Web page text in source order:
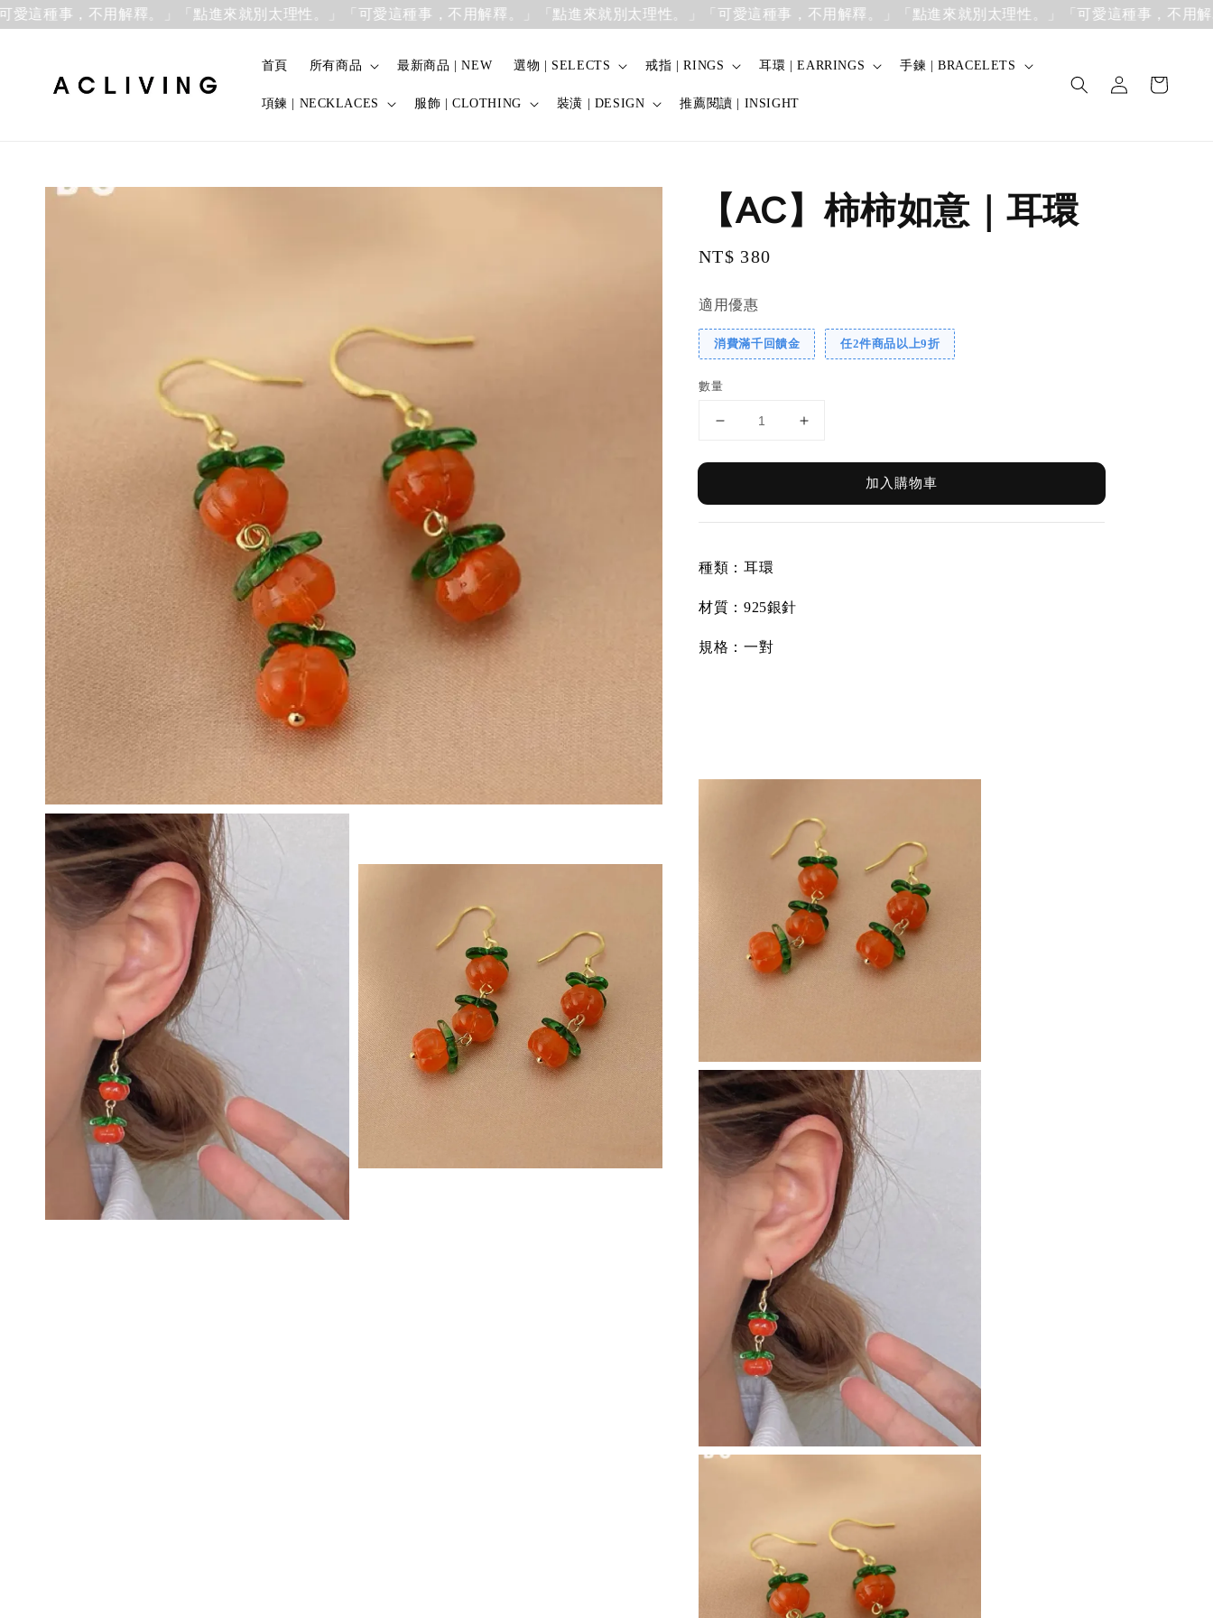
種事，不用解釋。」「點進來就別太理性。」「可愛這種事，不用解釋。」「點進來就別太理性。」「可愛這種事，不用解釋。」「點進來就別太理性。」「可愛這種事，不用解釋。
首頁 所有商品 最新商品 | NEW 選物 | SELECTS 戒指 | RINGS 耳環 | EARRINGS 手鍊 | BRACELETS
項鍊 | NECKLACES 服飾 | CLOTHING 裝潢 | DESIGN 推薦閱讀 | INSIGHT
【AC】柿柿如意｜耳環
Regular
NT$ 380
適用優惠
消費滿千回饋金 任2件商品以上9折
數量
加入購物車
種類：耳環
材質： 925銀針
規格：一對